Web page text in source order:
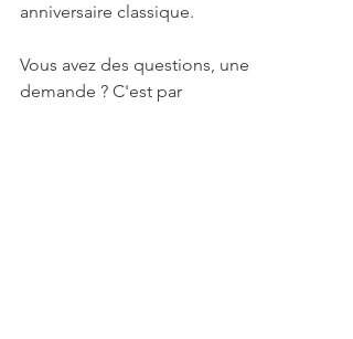
anniversaire classique.
Vous avez des questions, une
demande ? C'est par